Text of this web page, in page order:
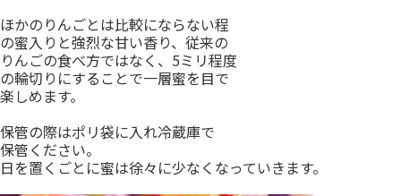
ほかのりんごとは比較にならない程
の蜜入りと強烈な甘い香り、従来の
りんごの食べ方ではなく、5ミリ程度
の輪切りにすることで一層蜜を目で
楽しめます。
保管の際はポリ袋に入れ冷蔵庫で
保管ください。
日を置くごとに蜜は徐々に少なくなっていきます。